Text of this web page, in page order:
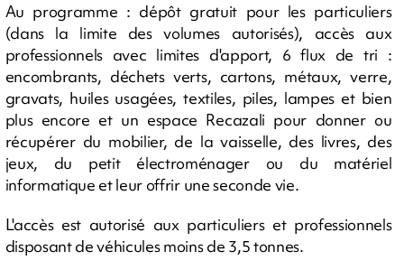
Au programme : dépôt gratuit pour les particuliers
(dans la limite des volumes autorisés), accès aux
professionnels avec limites d'apport, 6 flux de tri :
encombrants, déchets verts, cartons, métaux, verre,
gravats, huiles usagées, textiles, piles, lampes et bien
plus encore et un espace Recazali pour donner ou
récupérer du mobilier, de la vaisselle, des livres, des
jeux, du petit électroménager ou du matériel
informatique et leur offrir une seconde vie.
L'accès est autorisé aux particuliers et professionnels
disposant de véhicules moins de 3,5 tonnes.